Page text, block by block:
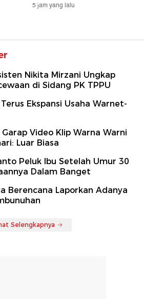
5 jam yang lalu
Nikita Mirzani Ungkap
di Sidang PK TPPU
Ekspansi Usaha Warnet-
Video Klip Warna Warni
Luar Biasa
Peluk Ibu Setelah Umur 30
Dalam Banget
Berencana Laporkan Adanya
Selengkapnya